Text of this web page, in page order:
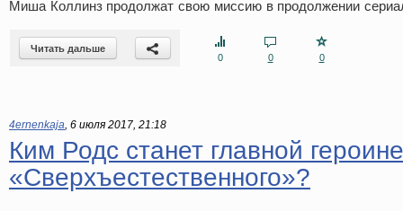
Миша Коллинз продолжат свою миссию в продолжении
Читать дальше
0
0 0
4ernenkaja, 6 июля 2017, 21:18
Ким Родс станет главной
«Сверхъестественного»?